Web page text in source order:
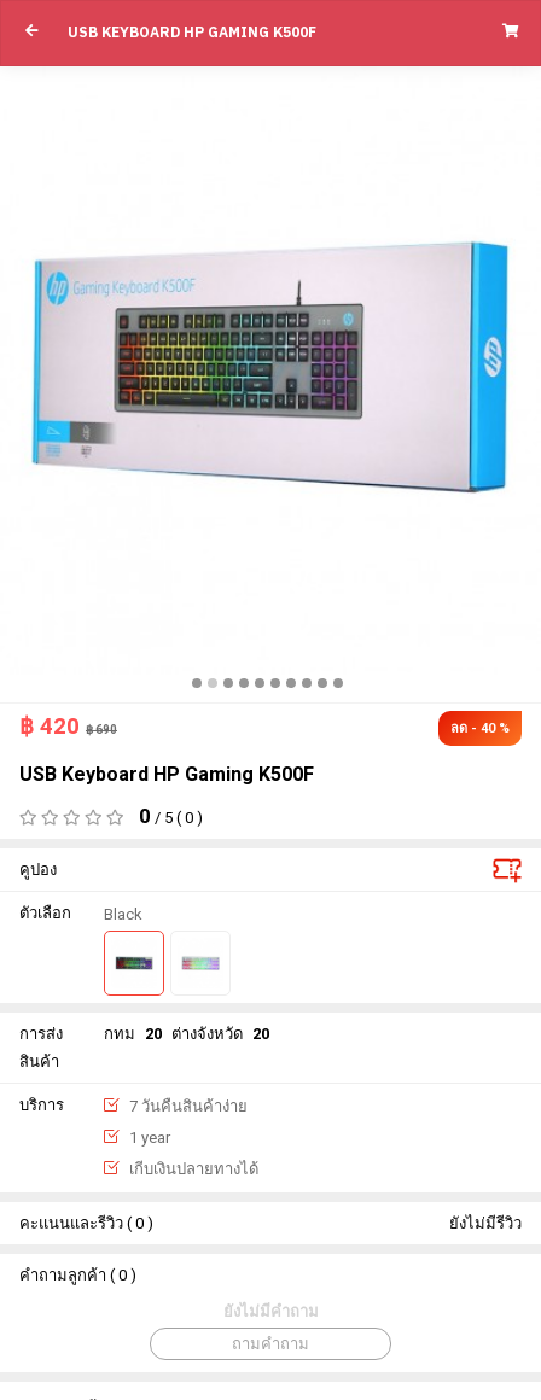
USB KEYBOARD HP GAMING K500F
฿ 420 ฿ 690 ลด - 40 %
USB Keyboard HP Gaming K500F
0 / 5 ( 0 )
คูปอง
ตัวเลือก Black
การส่ง
สินค้า
กทม 20 ต่างจังหวัด 20
บริการ
7 วันคืนสินค้าง่าย
1 year
เกีบเงินปลายทางได้
คะแนนและรีวิว ( 0 ) ยังไม่มีรีวิว
คำถามลูกค้า ( 0 )
ยังไม่มีคำถาม
ถามคำถาม